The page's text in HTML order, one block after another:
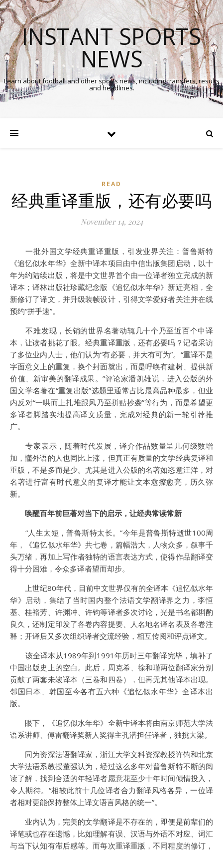
INSTANT SPORTS
NEWS
Learn about football and other sports news, including transfers, results
and headlines.
READ
经典重译重版，还有必要吗
November 14, 2024
一批外国文学经典重译重版，引发业界关注：普鲁斯特
《追忆似水年华》全新中译本项目由中信出版集团启动，以十
年为约陆续出版，将是中文世界首个由一位译者独立完成的新
译本；译林出版社珍藏纪念版《追忆似水年华》新近亮相，全
新修订了译文，并升级装帧设计，引得文学爱好者关注并在线
预约“拼手速”。
不难发现，长销的世界名著动辄几十个乃至近百个中译
本，让读者挑花了眼。经典重译重版，还有必要吗？记者采访
了多位业内人士，他们认为“有必要，并大有可为”。“重译不是
字面意义上的重复，换个封面就出，而是呼唤有建树、提供新
价值、新审美的翻译成果。”评论家潘凯雄说，进入公版的外
国文学名著在“重复出版”选题里通常占比最高品种最多，但业
内反对“一哄而上扎堆跟风乃至拼贴抄袭”等行为，而是希望更
多译者脚踏实地提高译文质量，完成对经典的新一轮引荐推
广。
专家表示，随着时代发展，译介作品数量呈几何级数增
加，懂外语的人也同比上涨，但真正有质量的文学经典复译和
重版，不是多而是少。尤其是进入公版的名著如恣意汪洋，对
名著进行富有时代意义的复译才能让文本愈擦愈亮，历久弥
新。
唤醒百年前巨著对当下的启示，让经典常读常新
“人生太短，普鲁斯特太长。”今年是普鲁斯特逝世100周
年，《追忆似水年华》共七卷，篇幅浩大，人物众多，叙事千
头万绪，再加上写作者独特的语言表达方式，使得作品翻译变
得十分困难，令众多译者望而却步。
上世纪80年代，目前中文世界仅有的全译本《追忆似水年
华》启动，集结了当时国内整个法语文学翻译界之力，李恒
基、桂裕芳、许渊冲、许钧等译者多次讨论，光是书名都斟酌
良久，还制定印发了各卷内容提要、人名地名译名表及各卷注
释；开译后又多次组织译者交流经验，相互传阅和评点译文。
该全译本从1989年到1991年历时三年翻译完毕，填补了
中国出版史上的空白。此后，周克希、徐和瑾两位翻译家分别
贡献了两套未竣译本（三卷和四卷），但再无其他译本出现。
邻国日本、韩国至今各有五六种《追忆似水年华》全译本出
版。
眼下，《追忆似水年华》全新中译本将由南京师范大学法
语系讲师、傅雷翻译奖新人奖得主孔潜担任译者，独挑大梁。
同为资深法语翻译家，浙江大学文科资深教授许钧和北京
大学法语系教授董强认为，经过这么多年对普鲁斯特不断的阅
读了解，找到合适的年轻译者愿意花至少十年时间倾情投入，
令人期待。“相较此前十几位译者合力翻译风格各异，一位译
者相对更能保持整体上译文语言风格的统一”。
业内认为，完美的文学翻译是不存在的，即便是前辈们的
译笔或也存在遗憾，比如理解有误、汉语与外语不对应、词汇
与当下认知有滞后感等。而每次重译重版，不同程度的修订，